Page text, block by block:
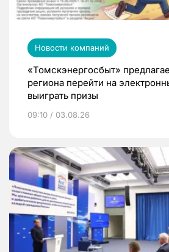
Новости компаний
«Томскэнергосбыт»
региона перейти на
выиграть призы
09:10 / 03.08.26